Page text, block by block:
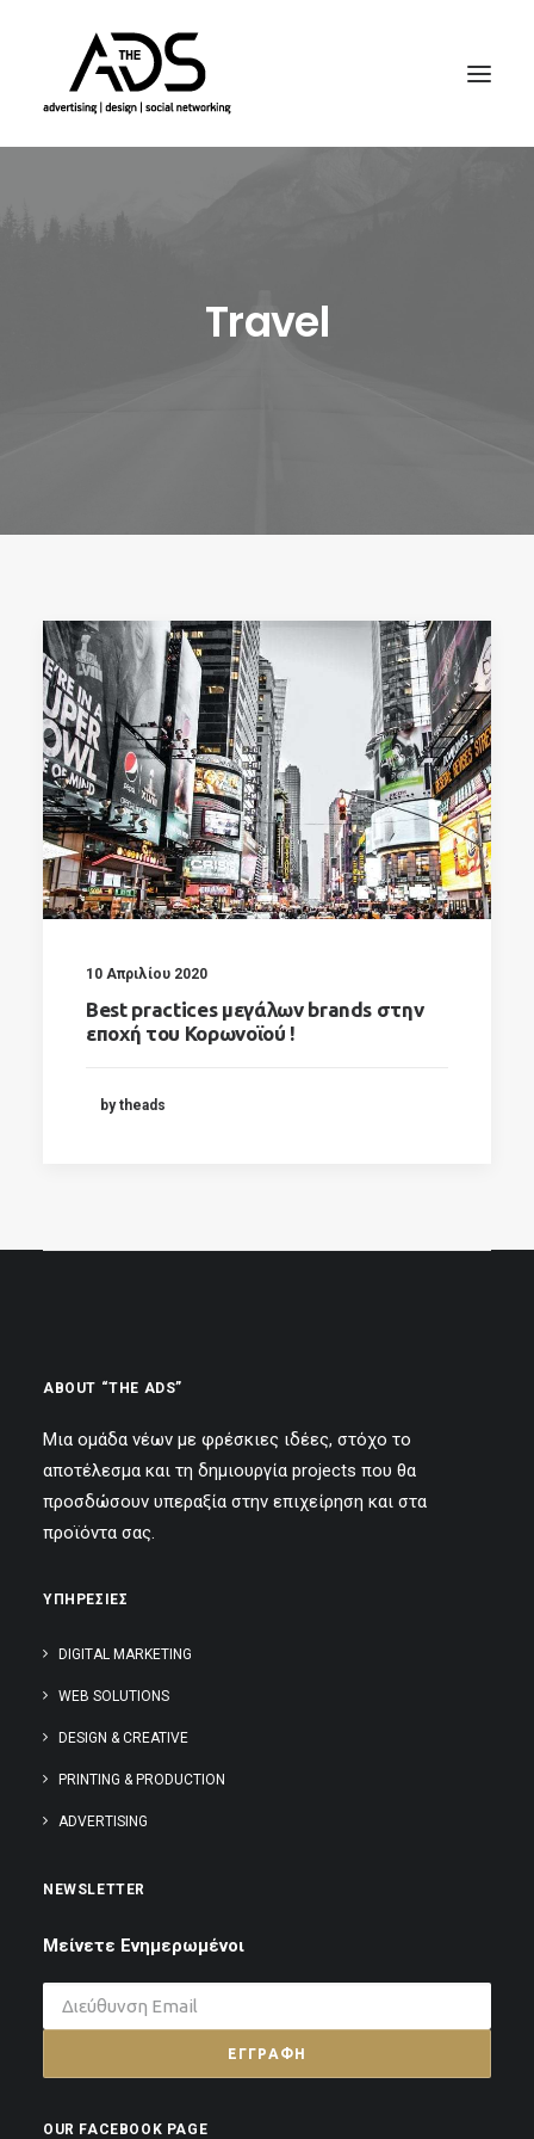
Travel
10 Απριλίου 2020
Best practices μεγάλων brands στην
εποχή του Κορωνοϊού !
by theads
ABOUT “THE ADS”
Μια ομάδα νέων με φρέσκιες ιδέες, στόχο το
αποτέλεσμα και τη δημιουργία projects που θα
προσδώσουν υπεραξία στην επιχείρηση και στα
προϊόντα σας.
ΥΠΗΡΕΣΙΕΣ
DIGITAL MARKETING
WEB SOLUTIONS
DESIGN & CREATIVE
PRINTING & PRODUCTION
ADVERTISING
NEWSLETTER
Μείνετε Ενημερωμένοι
OUR FACEBOOK PAGE